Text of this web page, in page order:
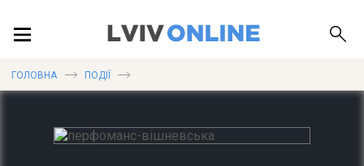
ГОЛОВНА ПОДІЇ